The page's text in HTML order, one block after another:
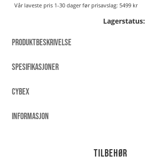
Vår laveste pris 1-30 dager før prisavslag: 5499 kr
Lagerstatus:
PRODUKTBESKRIVELSE
SPESIFIKASJONER
CYBEX
INFORMASJON
Tilbehør